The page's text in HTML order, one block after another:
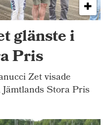
glänste i
Pris
Zet visade
Stora Pris